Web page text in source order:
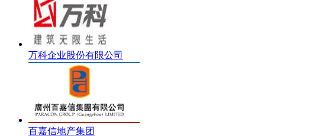
万科企业股份有限公司
百嘉信地产集团